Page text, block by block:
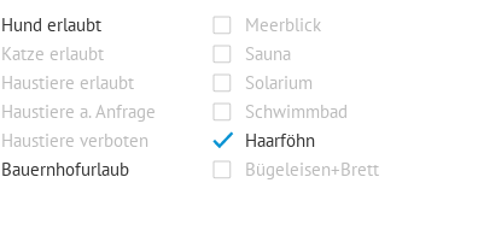
Hund erlaubt
Meerblick
Katze erlaubt
Sauna
Haustiere erlaubt
Solarium
Haustiere a. Anfrage
Schwimmbad
Haustiere verboten
Haarföhn
Bauernhofurlaub
Bügeleisen+Brett